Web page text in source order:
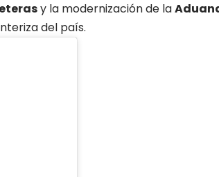
y la modernización de la
del país.